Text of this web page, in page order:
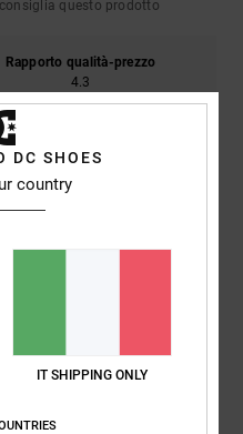
questo prodotto
Rapporto qualità-prezzo
4.3
Materiale
DC SHOES
country
IT SHIPPING ONLY